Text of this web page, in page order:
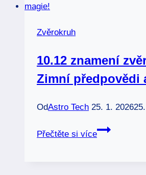
Zvěrokruh
10.12 znamení
Zimní předpovědi
OdAstro Tech 25. 1. 2026
Přečtěte si více
10.12